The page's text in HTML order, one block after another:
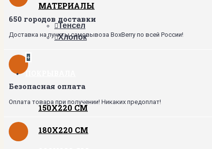
МАТЕРИАЛЫ
Тенсел
Хлопок
+
ПОКРЫВАЛА
150Х220 СМ
180Х220 СМ
650 городов доставки
Доставка на пункты самовывоза BoxBerry по всей России!
Безопасная оплата
Оплата товара при получении! Никаких предоплат!